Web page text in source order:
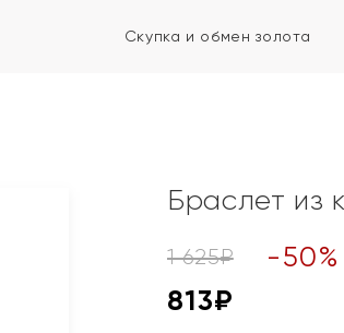
Скупка и обмен золота
Браслет из
1 625₽ -50%
813₽